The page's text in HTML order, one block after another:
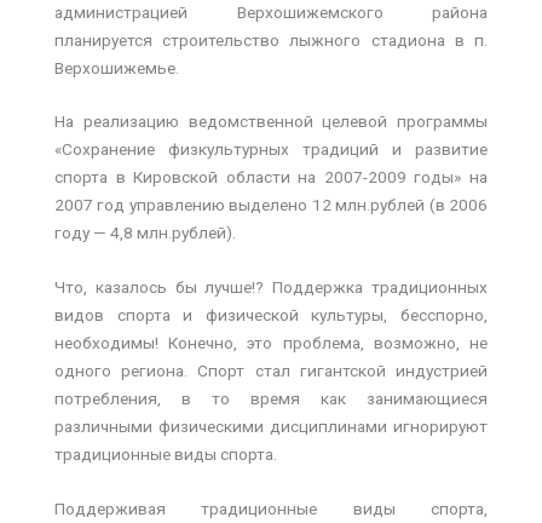
администрацией Верхошижемского района
планируется строительство лыжного стадиона в п.
Верхошижемье.
На реализацию ведомственной целевой программы
«Сохранение физкультурных традиций и развитие
спорта в Кировской области на 2007-2009 годы» на
2007 год управлению выделено 12 млн.рублей (в 2006
году — 4,8 млн.рублей).
Что, казалось бы лучше!? Поддержка традиционных
видов спорта и физической культуры, бесспорно,
необходимы! Конечно, это проблема, возможно, не
одного региона. Спорт стал гигантской индустрией
потребления, в то время как занимающиеся
различными физическими дисциплинами игнорируют
традиционные виды спорта.
Поддерживая традиционные виды спорта,